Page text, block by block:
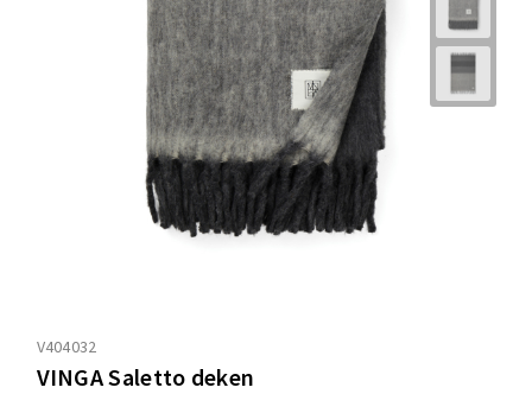
V404032
VINGA Saletto deken